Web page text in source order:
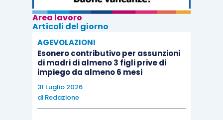
Area lavoro
Articoli del giorno
AGEVOLAZIONI
Esonero contributivo per assunzioni
di madri di almeno 3 figli prive di
impiego da almeno 6 mesi
31 Luglio 2026
di Redazione